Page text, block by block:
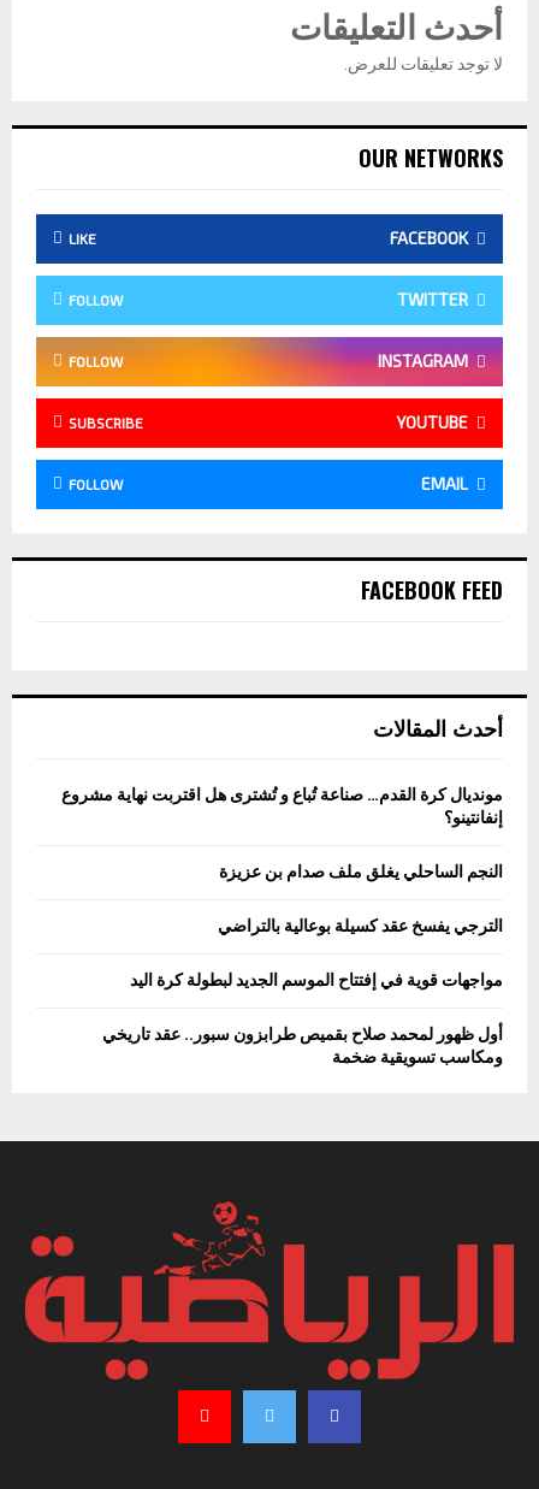
أحدث التعليقات
لا توجد تعليقات للعرض.
OUR NETWORKS
FACEBOOK
LIKE
TWITTER
FOLLOW
INSTAGRAM
FOLLOW
YOUTUBE
SUBSCRIBE
EMAIL
FOLLOW
FACEBOOK FEED
أحدث المقالات
مونديال كرة القدم… صناعة تُباع و تُشترى هل اقتربت نهاية مشروع
إنفانتينو؟
النجم الساحلي يغلق ملف صدام بن عزيزة
الترجي يفسخ عقد كسيلة بوعالية بالتراضي
مواجهات قوية في إفتتاح الموسم الجديد لبطولة كرة اليد
أول ظهور لمحمد صلاح بقميص طرابزون سبور.. عقد تاريخي
ومكاسب تسويقية ضخمة